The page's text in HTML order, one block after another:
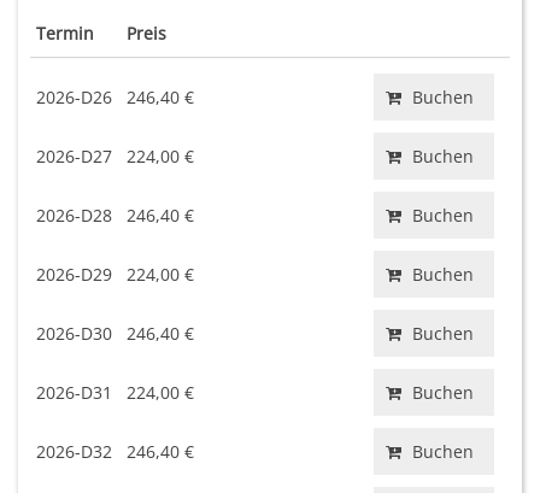
Termin Preis
2026-D26 246,40 € Buchen
2026-D27 224,00 € Buchen
2026-D28 246,40 € Buchen
2026-D29 224,00 € Buchen
2026-D30 246,40 € Buchen
2026-D31 224,00 € Buchen
2026-D32 246,40 € Buchen